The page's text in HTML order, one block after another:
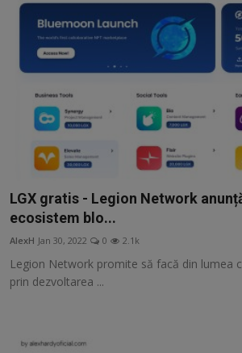
LGX gratis - Legion Network
ecosistem blo...
AlexH Jan 30, 2022 0 2.1k
Legion Network promite să facă din lumea
prin dezvoltarea ...